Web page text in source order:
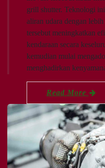
grill shutter. Teknologi
aliran udara dengan
tersebut meningkatkan
kendaraan secara
kemudian mulai
menghadirkan
Read More